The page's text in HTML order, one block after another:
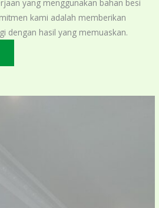
yang menggunakan bahan besi
kami adalah memberikan
dengan hasil yang memuaskan.